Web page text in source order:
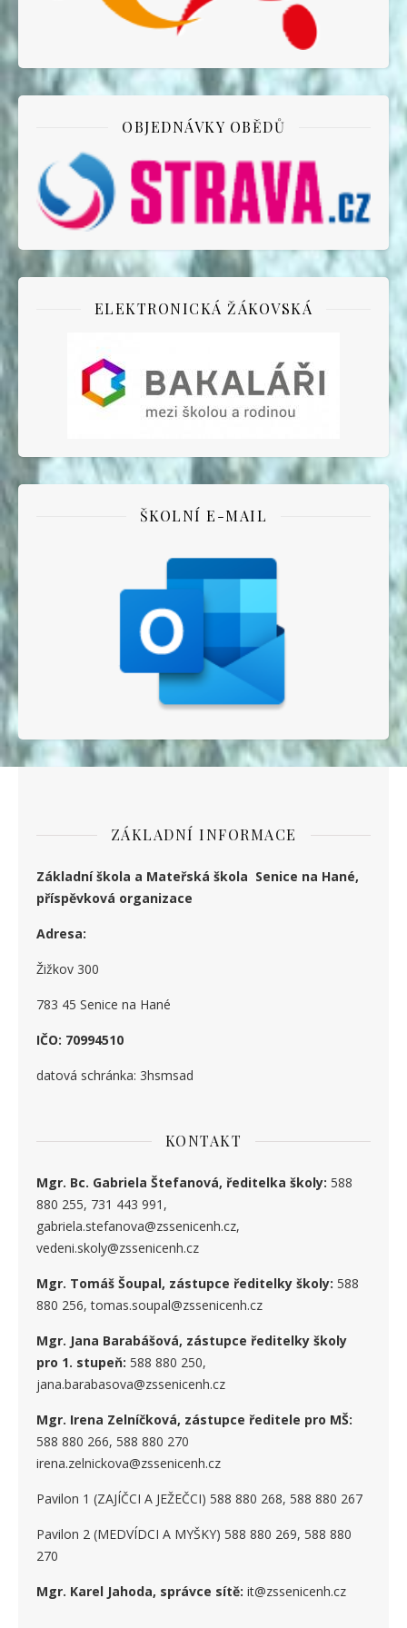
OBJEDNÁVKY OBĚDŮ
ELEKTRONICKÁ ŽÁKOVSKÁ
ŠKOLNÍ E-MAIL
ZÁKLADNÍ INFORMACE
Základní škola a Mateřská škola Senice na Hané,
příspěvková organizace
Adresa:
Žižkov 300
783 45 Senice na Hané
IČO: 70994510
datová schránka: 3hsmsad
KONTAKT
Mgr. Bc. Gabriela Štefanová, ředitelka školy: 588
880 255, 731 443 991,
gabriela.stefanova@zssenicenh.cz,
vedeni.skoly@zssenicenh.cz
Mgr. Tomáš Šoupal, zástupce ředitelky školy: 588
880 256, tomas.soupal@zssenicenh.cz
Mgr. Jana Barabášová, zástupce ředitelky školy
pro 1. stupeň: 588 880 250,
jana.barabasova@zssenicenh.cz
Mgr. Irena Zelníčková, zástupce ředitele pro MŠ:
588 880 266, 588 880 270
irena.zelnickova@zssenicenh.cz
Pavilon 1 (ZAJÍČCI A JEŽEČCI) 588 880 268, 588 880 267
Pavilon 2 (MEDVÍDCI A MYŠKY) 588 880 269, 588 880
270
Mgr. Karel Jahoda, správce sítě: it@zssenicenh.cz